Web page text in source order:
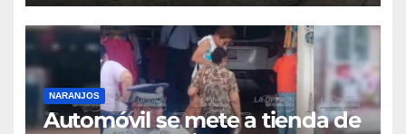
NARANJOS
Automóvil se mete a tienda de